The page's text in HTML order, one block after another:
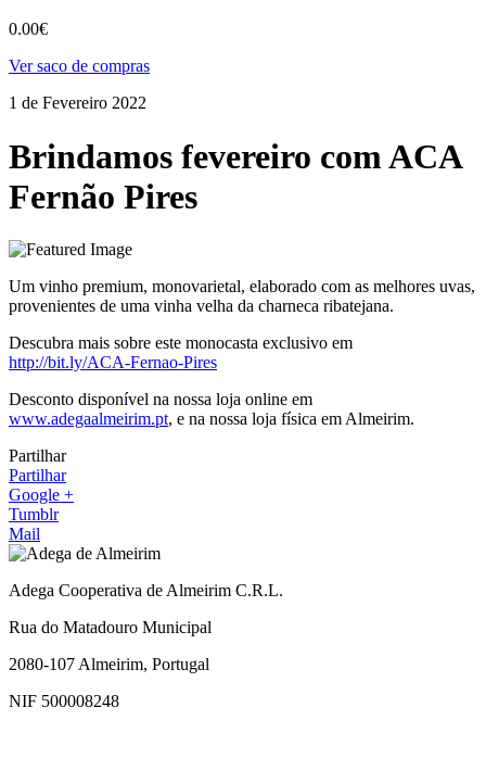
0.00€
Ver saco de compras
1 de Fevereiro 2022
Brindamos fevereiro com ACA
Fernão Pires
Um vinho premium, monovarietal, elaborado com as melhores uvas,
provenientes de uma vinha velha da charneca ribatejana.
Descubra mais sobre este monocasta exclusivo em
http://bit.ly/ACA-Fernao-Pires
Desconto disponível na nossa loja online em
www.adegaalmeirim.pt, e na nossa loja física em Almeirim.
Partilhar
Partilhar
Google +
Tumblr
Mail
Adega Cooperativa de Almeirim C.R.L.
Rua do Matadouro Municipal
2080-107 Almeirim, Portugal
NIF 500008248